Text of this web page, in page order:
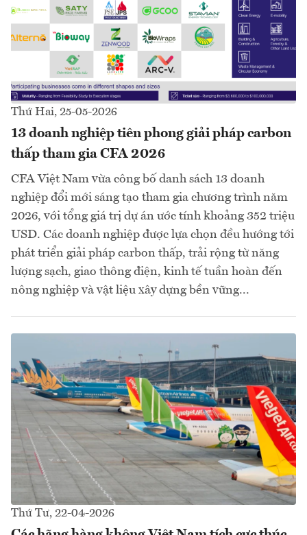
Thứ Hai, 25-05-2026
13 doanh nghiệp tiên phong giải pháp carbon
thấp tham gia CFA 2026
CFA Việt Nam vừa công bố danh sách 13 doanh
nghiệp đổi mới sáng tạo tham gia chương trình năm
2026, với tổng giá trị dự án ước tính khoảng 352 triệu
USD. Các doanh nghiệp được lựa chọn đều hướng tới
phát triển giải pháp carbon thấp, trải rộng từ năng
lượng sạch, giao thông điện, kinh tế tuần hoàn đến
nông nghiệp và vật liệu xây dựng bền vững...
Thứ Tư, 22-04-2026